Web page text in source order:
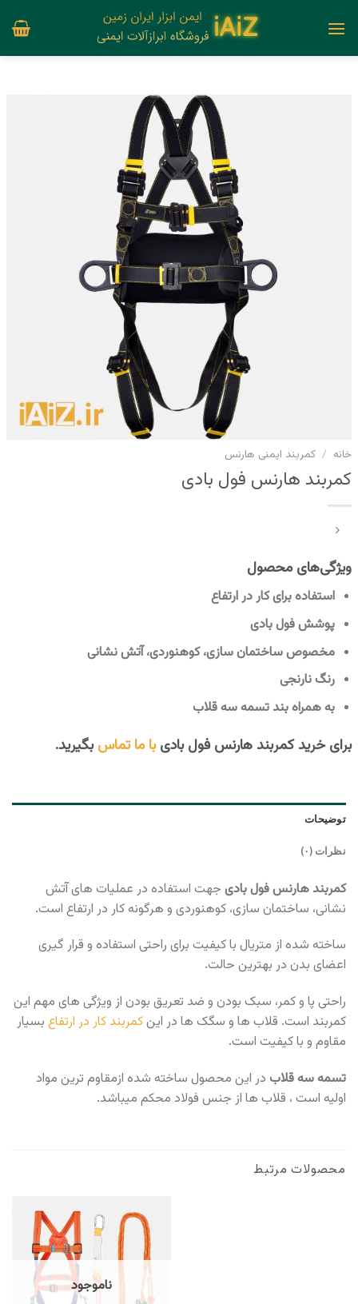
خانه / کمربند ایمنی هارنس
کمربند هارنس فول بادی
ویژگی‌های محصول
استفاده برای کار در ارتفاع
پوشش فول بادی
مخصوص ساختمان سازی، کوهنوردی، آتش نشانی
رنگ نارنجی
به همراه بند تسمه سه قلاب
برای خرید کمربند هارنس فول بادیبا ما تماسبگیرید.
توضیحات
نظرات (۰)
کمربند هارنس فول بادی جهت استفاده در عملیات های آتش
نشانی، ساختمان سازی، کوهنوردی و هرگونه کار در ارتفاع است.
ساخته شده از متریال با کیفیت برای راحتی استفاده و قرار گیری
اعضای بدن در بهترین حالت.
راحتی پا و کمر، سبک بودن و ضد تعریق بودن از ویژگی های مهم این
کمربند است. قلاب ها و سگک ها در اینکمربند کار در ارتفاع بسیار
مقاوم و با کیفیت است.
تسمه سه قلاب در این محصول ساخته شده ازمقاوم ترین مواد
اولیه است ، قلاب ها از جنس فولاد محکم میباشد.
محصولات مرتبط
ناموجود